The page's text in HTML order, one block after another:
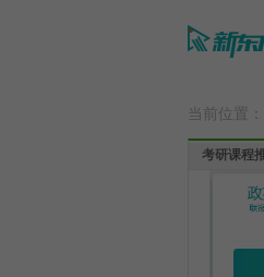
当前位置：
考研课程